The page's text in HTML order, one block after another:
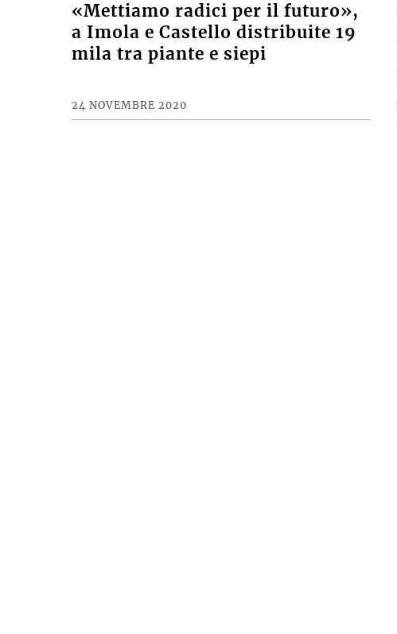
«Mettiamo radici per il futuro»,
a Imola e Castello distribuite 19
mila tra piante e siepi
24 NOVEMBRE 2020